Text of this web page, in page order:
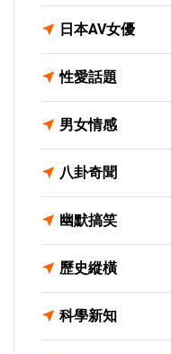
日本AV女優
性愛話題
男女情感
八卦奇聞
幽默搞笑
歷史縱橫
科學新知